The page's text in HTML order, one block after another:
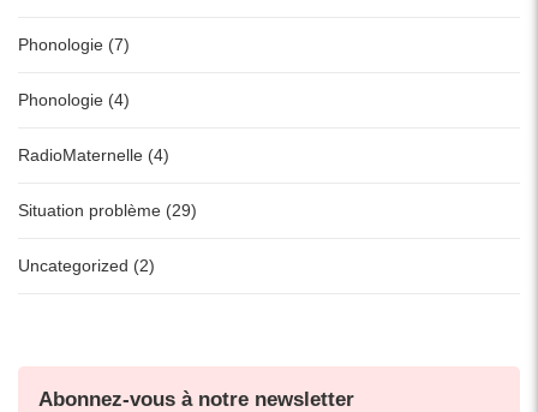
Phonologie (7)
Phonologie (4)
RadioMaternelle (4)
Situation problème (29)
Uncategorized (2)
Abonnez-vous à notre newsletter